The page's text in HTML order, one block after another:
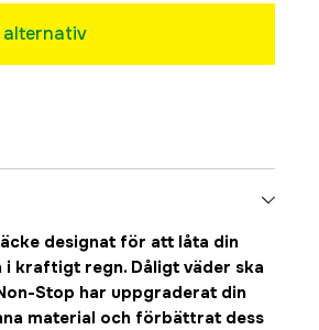
alternativ
designat för att låta din
kraftigt regn. Dåligt väder ska
Stop har uppgraderat din
material och förbättrat dess